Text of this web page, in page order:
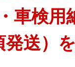
車検用
発送）